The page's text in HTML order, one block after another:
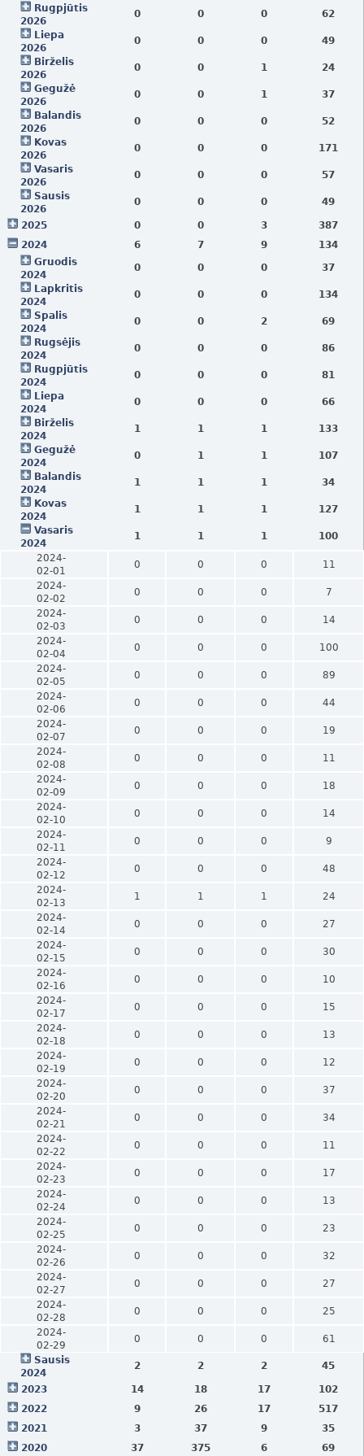
Rugpjūtis
2026
0 0 0
62
Liepa
2026
0 0 0
49
Birželis
2026
0 0 1
24
Gegužė
2026
0 0 1
37
Balandis
2026
0 0 0
52
Kovas
2026
0 0 0
171
Vasaris
2026
0 0 0
57
Sausis
2026
0 0 0
49
2025
0 0 3
387
2024
6 7 9
134
Gruodis
2024
0 0 0
37
Lapkritis
2024
0 0 0
134
Spalis
2024
0 0 2
69
Rugsėjis
2024
0 0 0
86
Rugpjūtis
2024
0 0 0
81
Liepa
2024
0 0 0
66
Birželis
2024
1 1 1
133
Gegužė
2024
0 1 1
107
Balandis
2024
1 1 1
34
Kovas
2024
1 1 1
127
Vasaris
2024
1 1 1
100
2024-
02-01
0 0 0
11
2024-
02-02
0 0 0
7
2024-
02-03
0 0 0
14
2024-
02-04
0 0 0
100
2024-
02-05
0 0 0
89
2024-
02-06
0 0 0
44
2024-
02-07
0 0 0
19
2024-
02-08
0 0 0
11
2024-
02-09
0 0 0
18
2024-
02-10
0 0 0
14
2024-
02-11
0 0 0
9
2024-
02-12
0 0 0
48
2024-
02-13
1 1 1
24
2024-
02-14
0 0 0
27
2024-
02-15
0 0 0
30
2024-
02-16
0 0 0
10
2024-
02-17
0 0 0
15
2024-
02-18
0 0 0
13
2024-
02-19
0 0 0
12
2024-
02-20
0 0 0
37
2024-
02-21
0 0 0
34
2024-
02-22
0 0 0
11
2024-
02-23
0 0 0
17
2024-
02-24
0 0 0
13
2024-
02-25
0 0 0
23
2024-
02-26
0 0 0
32
2024-
02-27
0 0 0
27
2024-
02-28
0 0 0
25
2024-
02-29
0 0 0
61
Sausis
2024
2 2 2
45
2023
14 18 17
102
2022
9 26 17
517
2021
3 37 9
35
2020
37 375 6 69